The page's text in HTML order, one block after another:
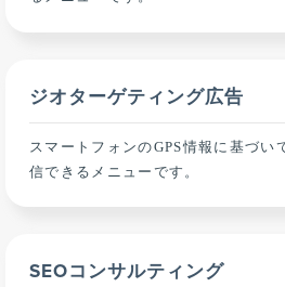
ジオターゲティング広告
スマートフォンのGPS情報に基づい
信できるメニューです。
SEOコンサルティング